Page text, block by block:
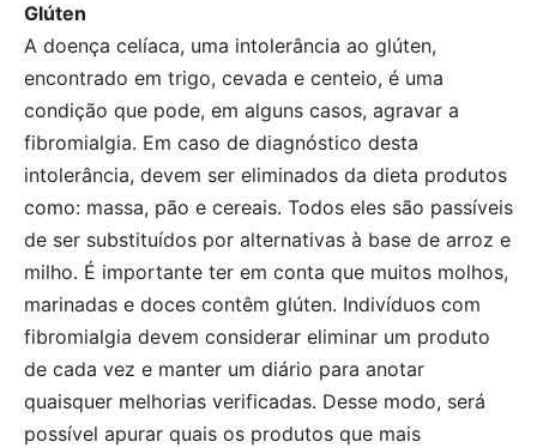
Glúten
A doença celíaca, uma intolerância ao glúten,
encontrado em trigo, cevada e centeio, é uma
condição que pode, em alguns casos, agravar a
fibromialgia. Em caso de diagnóstico desta
intolerância, devem ser eliminados da dieta produtos
como: massa, pão e cereais. Todos eles são passíveis
de ser substituídos por alternativas à base de arroz e
milho. É importante ter em conta que muitos molhos,
marinadas e doces contêm glúten. Indivíduos com
fibromialgia devem considerar eliminar um produto
de cada vez e manter um diário para anotar
quaisquer melhorias verificadas. Desse modo, será
possível apurar quais os produtos que mais